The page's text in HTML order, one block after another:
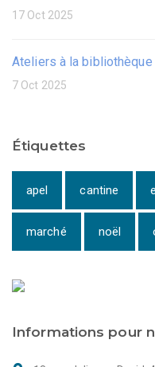
17 Oct 2025
Ateliers à la bibliothèque
7 Oct 2025
Étiquettes
apel cantine
marché noël
Informations pour